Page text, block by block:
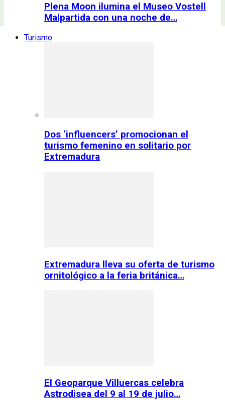
Plena Moon ilumina el Museo Vostell
Malpartida con una noche de…
Turismo
Dos ‘influencers’ promocionan el
turismo femenino en solitario por
Extremadura
Extremadura lleva su oferta de turismo
ornitológico a la feria británica…
El Geoparque Villuercas celebra
Astrodisea del 9 al 19 de julio…